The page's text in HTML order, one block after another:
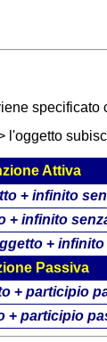
specificato
l'oggetto
Attiva
+ infinito
+ infinito
+ infinito
Passiva
+ participio
+ participio